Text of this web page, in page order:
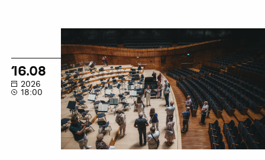
zwiedzanie
zakamarków
NOSPR
16.08
2026
18:00